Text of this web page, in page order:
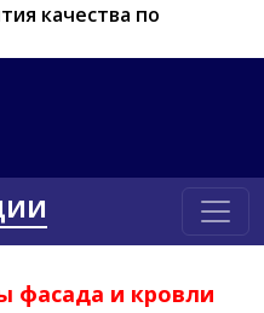
качества по
фасада и кровли